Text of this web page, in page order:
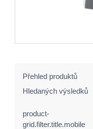
Přehled produktů
Hledaných výsledků
product-
grid.filter.title.mobile